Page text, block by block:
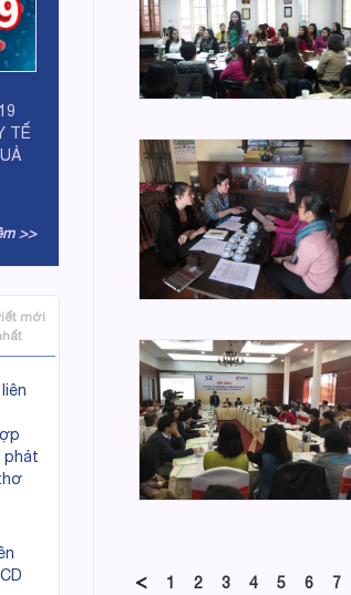
TẾ
>>
mới
phát
1
2 3 4 5 6 7